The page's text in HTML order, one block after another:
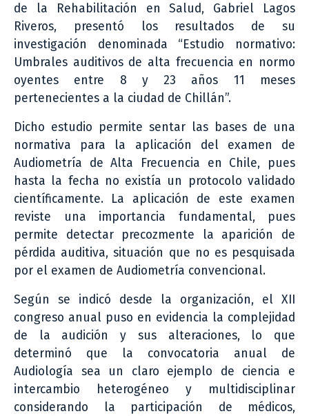
de la Rehabilitación en Salud, Gabriel Lagos
Riveros, presentó los resultados de su
investigación denominada “Estudio normativo:
Umbrales auditivos de alta frecuencia en normo
oyentes entre 8 y 23 años 11 meses
pertenecientes a la ciudad de Chillán”.
Dicho estudio permite sentar las bases de una
normativa para la aplicación del examen de
Audiometría de Alta Frecuencia en Chile, pues
hasta la fecha no existía un protocolo validado
científicamente. La aplicación de este examen
reviste una importancia fundamental, pues
permite detectar precozmente la aparición de
pérdida auditiva, situación que no es pesquisada
por el examen de Audiometría convencional.
Según se indicó desde la organización, el XII
congreso anual puso en evidencia la complejidad
de la audición y sus alteraciones, lo que
determinó que la convocatoria anual de
Audiología sea un claro ejemplo de ciencia e
intercambio heterogéneo y multidisciplinar
considerando la participación de médicos,